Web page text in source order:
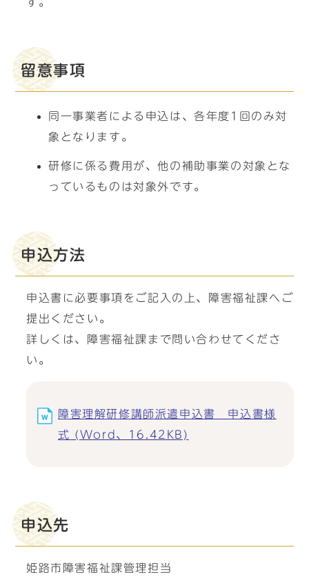
留意事項
同一事業者による申込は、各年度1回のみ対
象となります。
研修に係る費用が、他の補助事業の対象とな
っているものは対象外です。
申込方法
申込書に必要事項をご記入の上、障害福祉課へご
提出ください。
詳しくは、障害福祉課まで問い合わせてくださ
い。
障害理解研修講師派遣申込書 申込書様
式 (Word、16.42KB)
申込先
姫路市障害福祉課管理担当